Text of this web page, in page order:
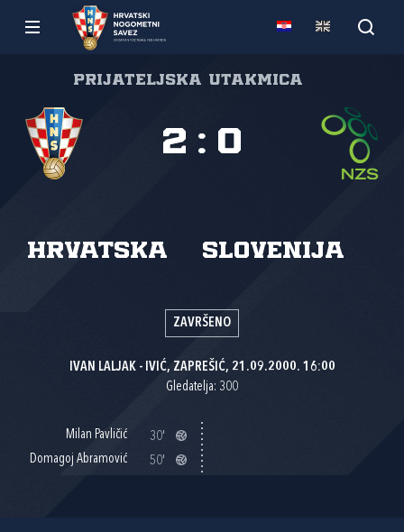
Prijateljska utakmica
Hrvatska Slovenija
2 : 0
ZAVRŠENO
IVAN LALJAK - IVIĆ, ZAPREŠIĆ, 21.09.2000. 16:00
Gledatelja: 300
Milan Pavličić
30'
Domagoj Abramović
50'